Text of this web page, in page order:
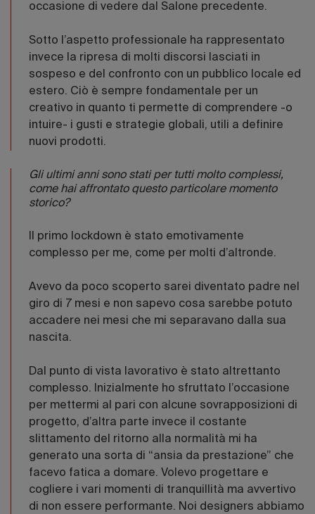
occasione di vedere dal Salone precedente.
Sotto l’aspetto professionale ha rappresentato
invece la ripresa di molti discorsi lasciati in
sospeso e del confronto con un pubblico locale ed
estero. Ciò è sempre fondamentale per un
creativo in quanto ti permette di comprendere -o
intuire- i gusti e strategie globali, utili a definire
nuovi prodotti.
Gli ultimi anni sono stati per tutti molto complessi,
come hai affrontato questo particolare momento
storico?
Il primo lockdown è stato emotivamente
complesso per me, come per molti d’altronde.
Avevo da poco scoperto sarei diventato padre nel
giro di 7 mesi e non sapevo cosa sarebbe potuto
accadere nei mesi che mi separavano dalla sua
nascita.
Dal punto di vista lavorativo è stato altrettanto
complesso. Inizialmente ho sfruttato l’occasione
per mettermi al pari con alcune sovrapposizioni di
progetto, d’altra parte invece il costante
slittamento del ritorno alla normalità mi ha
generato una sorta di “ansia da prestazione” che
facevo fatica a domare. Volevo progettare e
cogliere i vari momenti di tranquillità ma avvertivo
di non essere performante. Noi designers abbiamo